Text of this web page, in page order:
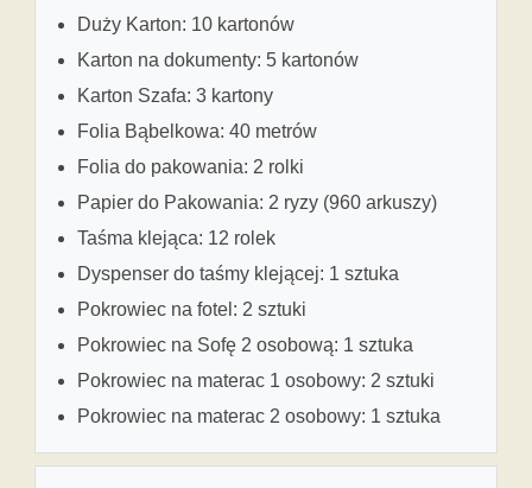
Duży Karton: 10 kartonów
Karton na dokumenty: 5 kartonów
Karton Szafa: 3 kartony
Folia Bąbelkowa: 40 metrów
Folia do pakowania: 2 rolki
Papier do Pakowania: 2 ryzy (960 arkuszy)
Taśma klejąca: 12 rolek
Dyspenser do taśmy klejącej: 1 sztuka
Pokrowiec na fotel: 2 sztuki
Pokrowiec na Sofę 2 osobową: 1 sztuka
Pokrowiec na materac 1 osobowy: 2 sztuki
Pokrowiec na materac 2 osobowy: 1 sztuka